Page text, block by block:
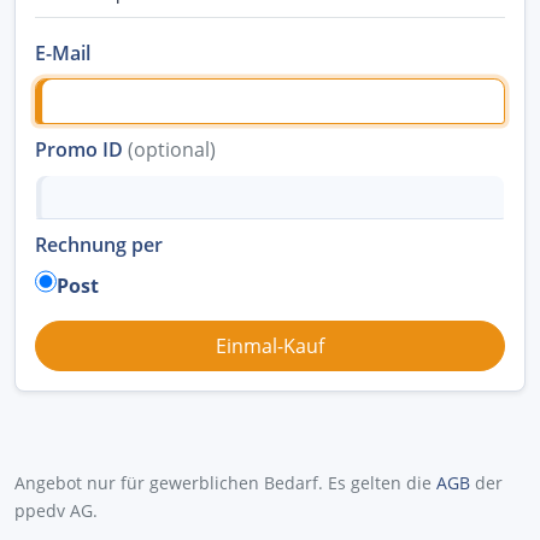
E-Mail
Promo ID (optional)
Rechnung per
Post
Angebot nur für gewerblichen Bedarf. Es gelten die AGB der
ppedv AG.